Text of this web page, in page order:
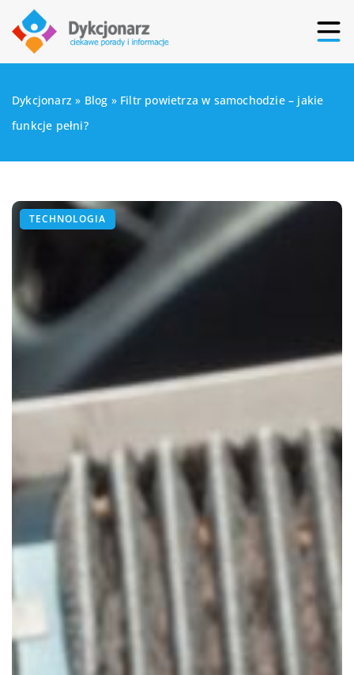
Dykcjonarz » Blog » Filtr powietrza w samochodzie – jakie
funkcje pełni?
TECHNOLOGIA